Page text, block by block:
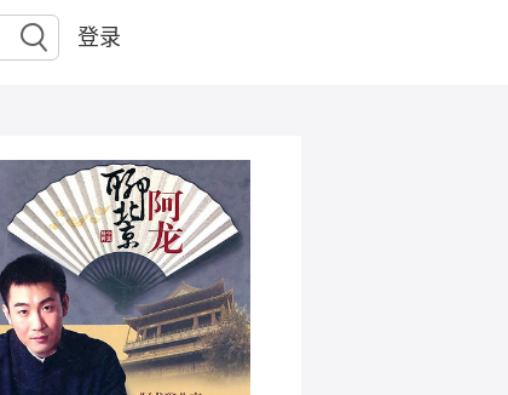
登录